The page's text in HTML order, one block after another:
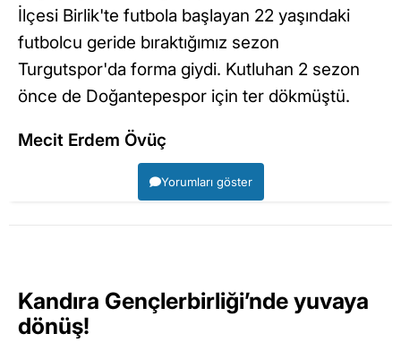
İlçesi Birlik'te futbola başlayan 22 yaşındaki
futbolcu geride bıraktığımız sezon
Turgutspor'da forma giydi. Kutluhan 2 sezon
önce de Doğantepespor için ter dökmüştü.
Mecit Erdem Övüç
Yorumları göster
Kandıra Gençlerbirliği’nde yuvaya
dönüş!